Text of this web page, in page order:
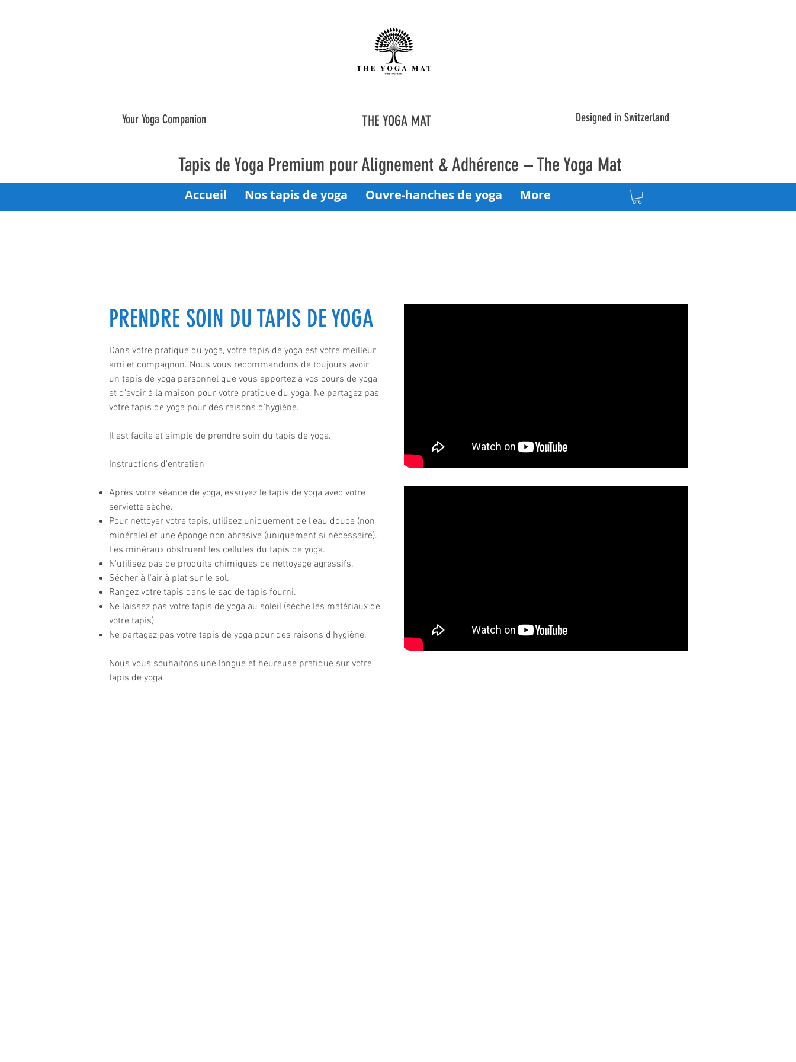
Your Yoga Companion THE YOGA MAT Designed in Switzerland
Tapis de Yoga Premium pour Alignement & Adhérence – The Yoga Mat
Accueil Nos tapis de yoga Ouvre-hanches de yoga More
PRENDRE SOIN DU TAPIS DE YOGA
Dans votre pratique du yoga, votre tapis de yoga est votre meilleur
ami et compagnon. Nous vous recommandons de toujours avoir
un tapis de yoga personnel que vous apportez à vos cours de yoga
et d'avoir à la maison pour votre pratique du yoga. Ne partagez pas
votre tapis de yoga pour des raisons d'hygiène.
Il est facile et simple de prendre soin du tapis de yoga.
Instructions d'entretien
Après votre séance de yoga, essuyez le tapis de yoga avec votre
serviette sèche.
Pour nettoyer votre tapis, utilisez uniquement de l'eau douce (non
minérale) et une éponge non abrasive (uniquement si nécessaire).
Les minéraux obstruent les cellules du tapis de yoga.
N'utilisez pas de produits chimiques de nettoyage agressifs.
Sécher à l'air à plat sur le sol.
Rangez votre tapis dans le sac de tapis fourni.
Ne laissez pas votre tapis de yoga au soleil (sèche les matériaux de
votre tapis).
Ne partagez pas votre tapis de yoga pour des raisons d'hygiène.
Nous vous souhaitons une longue et heureuse pratique sur votre
tapis de yoga.